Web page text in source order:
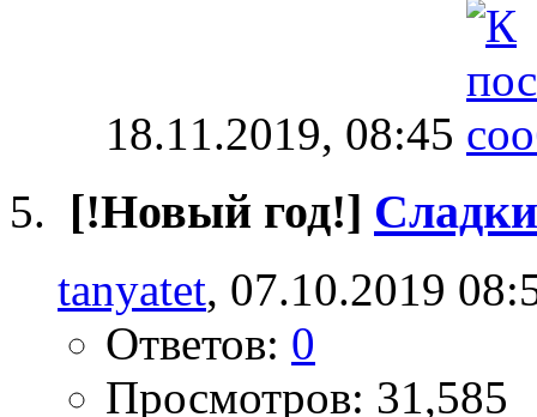
18.11.2019, 08:45
[!Новый год!]
tanyatet, 07.10.2019
Ответов: 0
Просмотров: 31,585